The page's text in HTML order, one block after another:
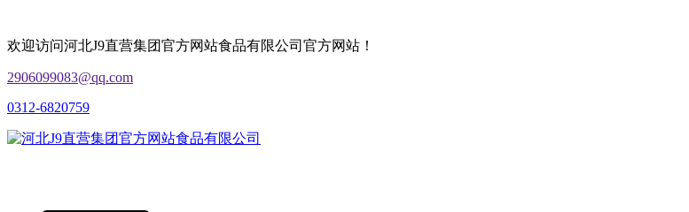
欢迎访问河北J9直营集团官方网站食品有限公司官方网站！
2906099083@qq.com
0312-6820759